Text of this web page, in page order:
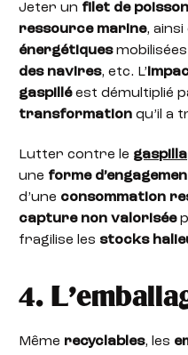
Jeter un filet de poisson
ressource marine,
énergétiquesmobilisées
des navires, etc. L’
gaspilléest démultiplié
transformation qu’il a
Lutter contre le
une forme
d’une consommation
capture non valorisée
fragilise les stocks
4.
Même recyclables, les